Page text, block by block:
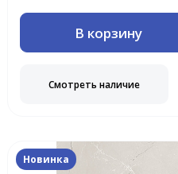
В корзину
Смотреть наличие
Новинка